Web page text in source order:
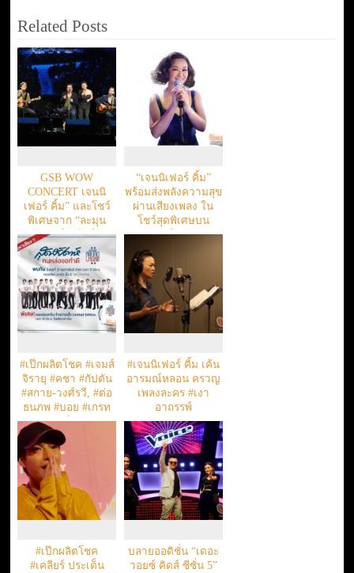
Related Posts
GSB WOW
CONCERT เจนนิ
เฟอร์ คิ้ม” และโชว์
พิเศษจาก “ละมุน
แบนด์” (ต้าร์-
มิสเตอร์ทีม, จั๊ก-ชวิน,
ปิงปอง-ศิรศักดิ์)
“เจนนิเฟอร์ คิ้ม”
พร้อมส่งพลังความสุข
ผ่านเสียงเพลง ใน
โชว์สุดพิเศษบน
คอนเสิร์ต “GSB
WOW CONCERT”
#เป๊กผลิตโชค #เจมส์
จิรายุ #คชา #กัปตัน
#สกาย-วงศ์รวี, #ต่อ
ธนภพ #บอย #เกรท
สุดสัปดาห์ #คนหล่อ
ขอทำดี ปี11
#เจนนิเฟอร์ คิ้ม เค้น
อารมณ์หลอน ครวญ
เพลงละคร #เงา
อาถรรพ์
#เป๊กผลิตโชค
#เคลียร์ ประเด็น
บลายออดิชั่น “เดอะ
วอยซ์ คิดส์ ซีซั่น 5”